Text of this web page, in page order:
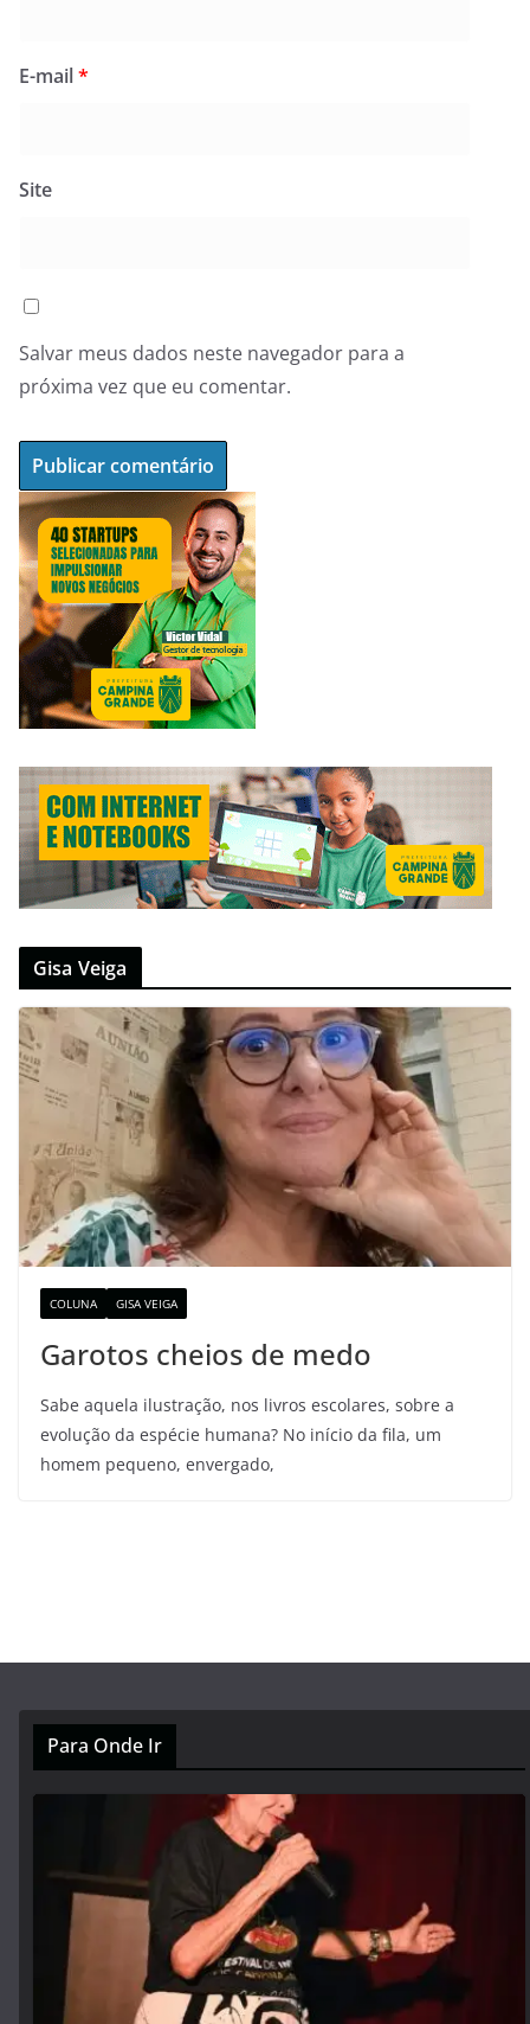
E-mail*
Site
Salvar meus dados neste navegador para a
próxima vez que eu comentar.
Gisa Veiga
COLUNA GISA VEIGA
Garotos cheios de medo
Sabe aquela ilustração, nos livros escolares, sobre a
evolução da espécie humana? No início da fila, um
homem pequeno, envergado,
Para Onde Ir